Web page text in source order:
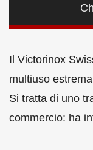
Il Victorinox
multiuso
Si tratta di uno
commercio: ha